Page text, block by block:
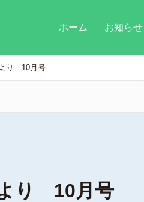
ホーム お知らせ
り 10月号
り 10月号